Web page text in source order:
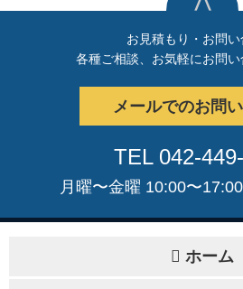
お見積もり・お問
各種ご相談、お気軽にお問
メールでのお問
TEL 042-
月曜〜金曜 10:00〜
ホーム